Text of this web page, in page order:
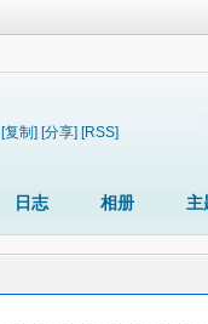
[复制] [分享] [RSS]
日志 相册 主